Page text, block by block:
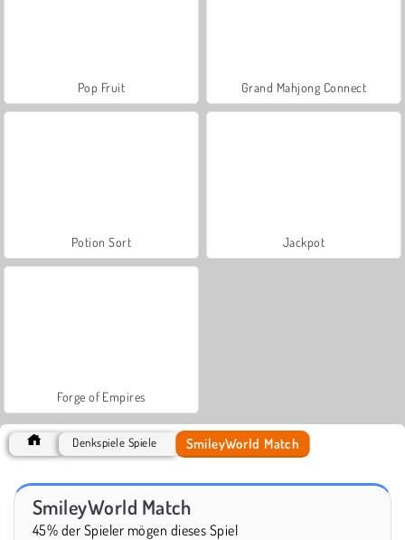
Pop Fruit Grand Mahjong Connect
Potion Sort Jackpot
Forge of Empires
Denkspiele Spiele SmileyWorld Match
SmileyWorld Match
45% der Spieler mögen dieses Spiel